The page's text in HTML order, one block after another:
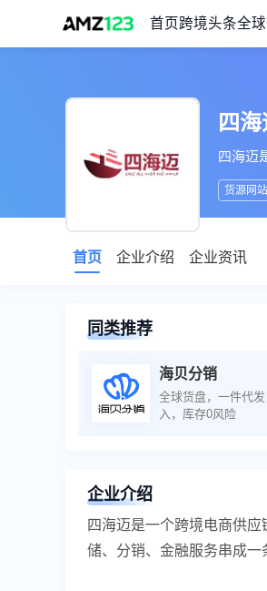
首页 跨境头条全
四
四海迈
货源网站
首页 企业介绍 企业资讯
同类推荐
海贝分销
全球货盘，一件代
入，库存0风险
企业介绍
四海迈是一个跨境电商供
储、分销、金融服务串成一